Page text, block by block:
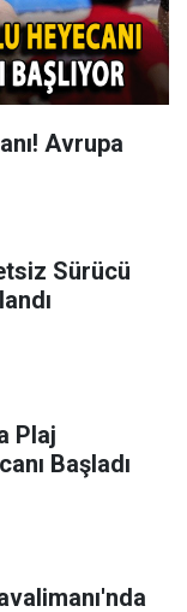
Avrupa
Sürücü
Plaj
Başladı